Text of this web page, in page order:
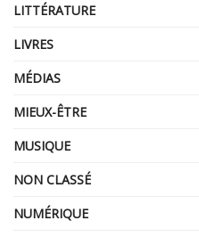
LITTÉRATURE
LIVRES
MÉDIAS
MIEUX-ÊTRE
MUSIQUE
NON CLASSÉ
NUMÉRIQUE